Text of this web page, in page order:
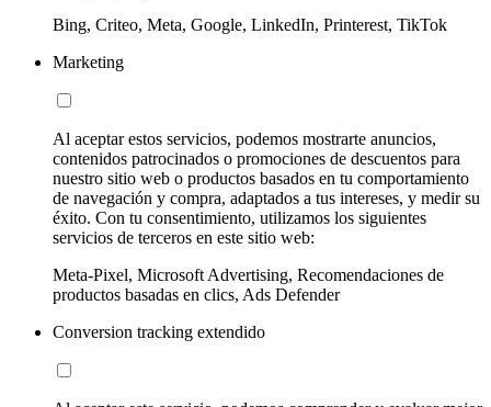
Bing, Criteo, Meta, Google, LinkedIn, Printerest, TikTok
Marketing
Al aceptar estos servicios, podemos mostrarte anuncios,
contenidos patrocinados o promociones de descuentos para
nuestro sitio web o productos basados en tu comportamiento
de navegación y compra, adaptados a tus intereses, y medir su
éxito. Con tu consentimiento, utilizamos los siguientes
servicios de terceros en este sitio web:
Meta-Pixel, Microsoft Advertising, Recomendaciones de
productos basadas en clics, Ads Defender
Conversion tracking extendido